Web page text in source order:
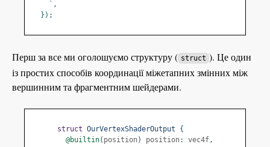
`,
});
Перш за все ми оголошуємо структуру ( struct ). Це один
із простих способів координації міжетапних змінних між
вершинним та фрагментним шейдерами.
struct OurVertexShaderOutput
{
@builtin( position) position: vec4f,